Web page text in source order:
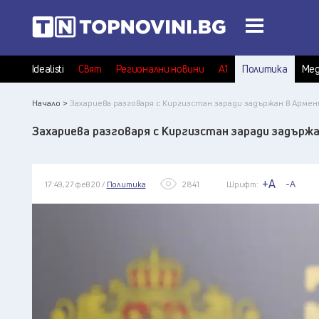
Idealisti Свят Регионални новини А1 Политика
Начало > Захариева разговаря с Киргизстан заради задържан в
Захариева разговаря с Киргизстан заради
17:49, 27 фев 20 / Политика 2841 Шрифт: +A -A